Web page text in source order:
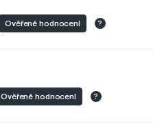
Ověřené hodnocení ?
Ověřené hodnocení ?